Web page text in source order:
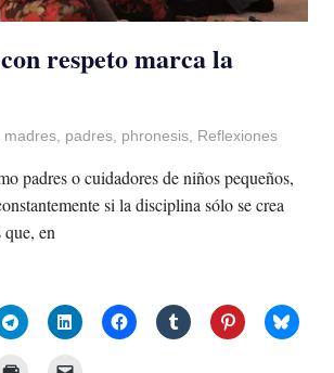
respeto marca la
un Poco
madres, padres, phronesis, Reflexiones
padres o cuidadores de niños pequeños,
si la disciplina sólo se crea
en